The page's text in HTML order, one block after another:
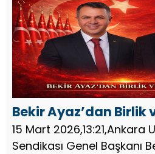
gerçekleştirilen görüşme,
gelec...
Bekir Ayaz’dan Birlik
15 Mart 2026,13:21,Ankara Uluslararası Sporcu
Sendikası Genel Başkanı